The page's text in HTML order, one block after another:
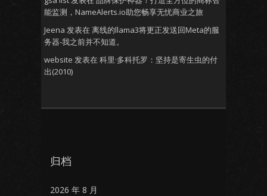
能监测，NameAlerts.io助您畅享无忧商业之旅
Jeena 发表在 离线的llama3将更正发送回Meta的服
务器-我之前并不知道。
website 发表在 科里·多科托罗：坚持是寄生虫的付
出(2010)
归档
2026 年 8 月